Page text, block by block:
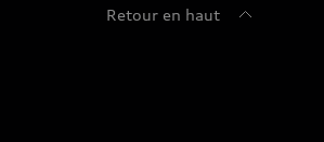
Retour en haut